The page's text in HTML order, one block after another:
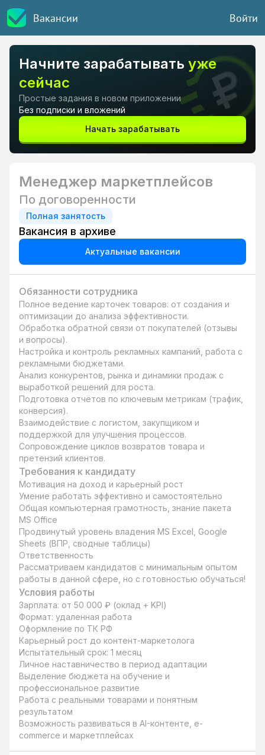
Вакансии Войти
Начните зарабатывать уже
сейчас
Простые задания в новом приложении
Без подписки и вложений
Начать зарабатывать
Менеджер маркетплейсов
По договоренности
Полная занятость
Вакансия в архиве
Актуальные вакансии
Обязанности сотрудника
Полное ведение карточек товаров: от создания и
оптимизации до анализа эффективности.
Обработка обратной связи от покупателей (отзывы
и вопросы).
Настройка и контроль рекламных кампаний, работа с
рекламными бюджетами.
Анализ конкурентов, рынка и динамики продаж с
выработкой решений для роста.
Подготовка отчётов по ключевым метрикам (трафик,
конверсия).
Взаимодействие с логистом, закупщиком и
поддержкой для улучшения процессов.
Сопровождение циклов возвратов товара и
претензий клиентов.
Требования к кандидату
Мотивация на доход и карьерный рост
Умение работать эффективно и самостоятельно
Общая компьютерная грамотность, знание пакета
MS Office
Продвинутый уровень владения MS Excel, Google
Sheets (ВПР, сводные таблицы)
Ответственность
Рассматриваем кандидатов с минимальным опытом
работы в данной сфере, но с готовностью обучаться!
Условия работы
Зарплата: от 50 000 ₽ (оклад + KPI)
Формат: удаленная работа
Оформление по ТК РФ
Карьерный рост до контент-маркетолога
Испытательный срок: 1 месяц
Личное наставничество в период адаптации
Выделение бюджета на обучение и
профессиональное развитие
Работа с реальными товарами и понятным
результатом
Возможность развиваться в AI-контенте, e-
commerce и маркетплейсах